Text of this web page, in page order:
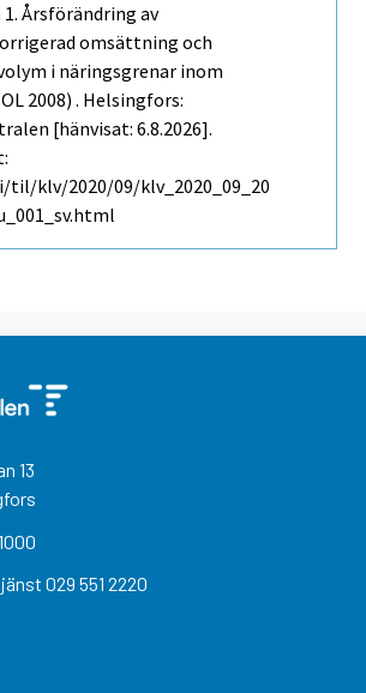
Årsförändring av
omsättning och
i näringsgrenar inom
2008) . Helsingfors:
[hänvisat: 6.8.2026].
klv/2020/09/klv_2020_09_20
13
029 551 2220